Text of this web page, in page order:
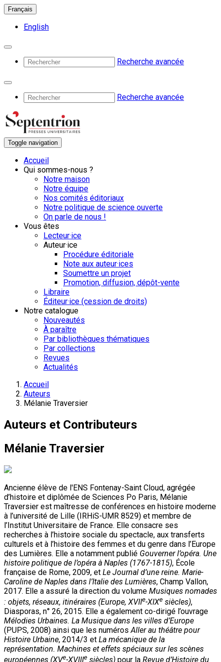
Français
English
Recherche avancée
Recherche avancée
Toggle navigation
Accueil
Qui sommes-nous ?
Notre maison
Notre équipe
Nos comités éditoriaux
Notre politique de science ouverte
On parle de nous !
Vous êtes
Lecteur·ice
Auteur·ice
Procédure éditoriale
Note aux auteur·ices
Soumettre un projet
Promotion, diffusion, dépôt-vente
Libraire
Éditeur·ice (cession de droits)
Notre catalogue
Nouveautés
À paraître
Par bibliothèques thématiques
Par collections
Revues
Actualités
Accueil
Auteurs
Mélanie Traversier
Auteurs et Contributeurs
Mélanie Traversier
Ancienne élève de l'ENS Fontenay-Saint Cloud, agrégée
d’histoire et diplômée de Sciences Po Paris, Mélanie
Traversier est maîtresse de conférences en histoire moderne
à l’université de Lille (IRHiS-UMR 8529) et membre de
l’Institut Universitaire de France. Elle consacre ses
recherches à l’histoire sociale du spectacle, aux transferts
culturels et à l’histoire des femmes et du genre dans l’Europe
des Lumières. Elle a notamment publié Gouverner l’opéra. Une
histoire politique de l’opéra à Naples (1767-1815), École
française de Rome, 2009, et Le Journal d’une reine. Marie-
Caroline de Naples dans l’Italie des Lumières, Champ Vallon,
2017. Elle a assuré la direction du volume Musiques nomades
: objets, réseaux, itinéraires (Europe, XVIIe-XIXe siècles),
Diasporas, n° 26, 2015. Elle a également co-dirigé l’ouvrage
Mélodies Urbaines. La Musique dans les villes d’Europe
(PUPS, 2008) ainsi que les numérosAller au théâtre pour
Histoire Urbaine, 2014/3 et La mécanique de la
représentation. Machines et effets spéciaux sur les scènes
européennes (XVe-XVIIIe siècles) pour la Revue d’Histoire du